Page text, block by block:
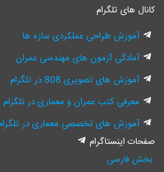
کانال های تلگرام
آموزش طراحی عملکردی سازه ها
آمادگی آزمون های مهندسی عمران
آموزش های تصویری 808 در تلگرام
معرفی کتب عمران و معماری در تلگرام
آموزش های تخصصی معماری در
صفحات اینستاگرام
بخش فارسی